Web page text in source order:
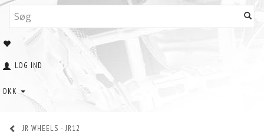
LOG IND
DKK
JR WHEELS - JR12